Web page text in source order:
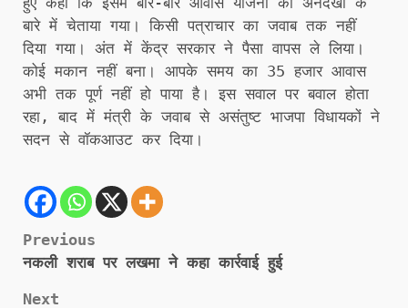
बारे में चेताया गया। किसी पत्राचार का जवाब तक नहीं
दिया गया। अंत में केंद्र सरकार ने पैसा वापस ले लिया।
कोई मकान नहीं बना। आपके समय का 35 हजार आवास
अभी तक पूर्ण नहीं हो पाया है। इस सवाल पर बवाल होता
रहा, बाद में मंत्री के जवाब से असंतुष्ट भाजपा विधायकों ने
सदन से वॉकआउट कर दिया।
Post
Previous
नकली शराब पर लखमा ने कहा कार्रवाई हुई
Next